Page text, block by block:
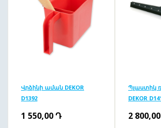
Վրձինի աման DEKOR
D1392
1 550,00Դ
Պլաստիկ
DEKOR
2 800,00